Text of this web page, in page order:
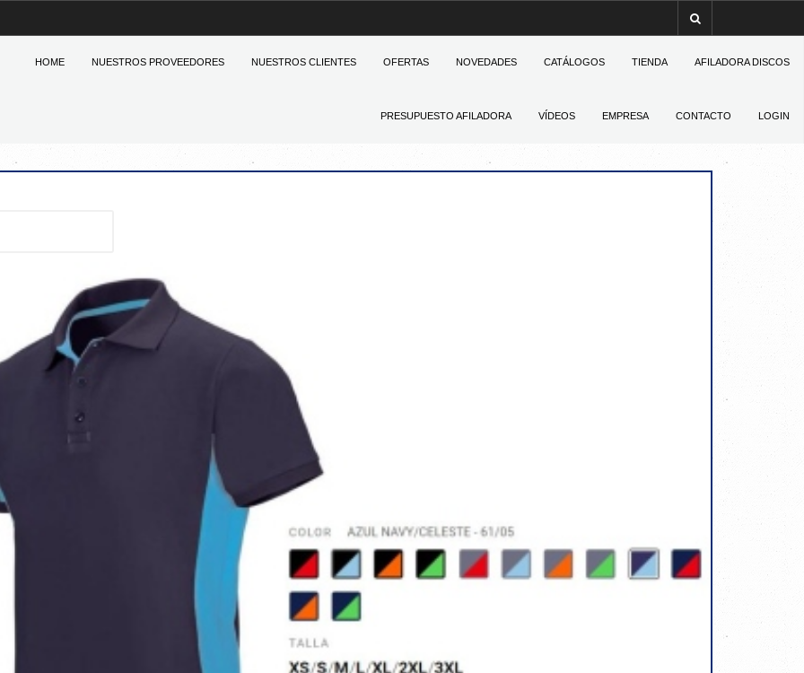
HOME NUESTROS PROVEEDORES NUESTROS CLIENTES OFERTAS NOVEDADES CATÁLOGOS TIENDA AFILADORA DISCOS
PRESUPUESTO AFILADORA VÍDEOS EMPRESA CONTACTO LOGIN